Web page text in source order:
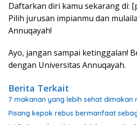
Daftarkan diri kamu sekarang di:
Pilih jurusan impianmu dan
Annuqayah!
Ayo, jangan sampai ketinggalan!
dengan Universitas Annuqayah.
Berita Terkait
7 makanan yang lebih sehat
Pisang kepok rebus bermanfaat